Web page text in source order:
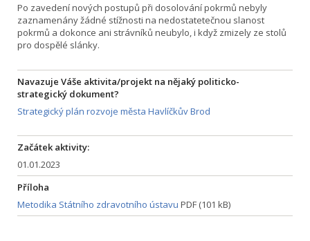
Po zavedení nových postupů při dosolování pokrmů nebyly
zaznamenány žádné stížnosti na nedostatetečnou slanost
pokrmů a dokonce ani strávníků neubylo, i když zmizely ze stolů
pro dospělé slánky.
Navazuje Váše aktivita/projekt na nějaký politicko-
strategický dokument?
Strategický plán rozvoje města Havlíčkův Brod
Začátek aktivity:
01.01.2023
Příloha
Metodika Státního zdravotního ústavu PDF (101 kB)